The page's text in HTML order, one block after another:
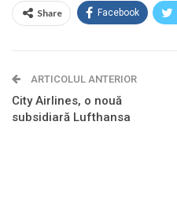
Share Facebook
ARTICOLUL ANTERIOR
City Airlines, o nouă
subsidiară Lufthansa